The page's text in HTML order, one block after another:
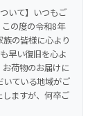
いて】 いつもご
の度の令和8年
の皆様に心より
早い復旧を心よ
荷物のお届けに
いている地域がご
ますが、何卒ご